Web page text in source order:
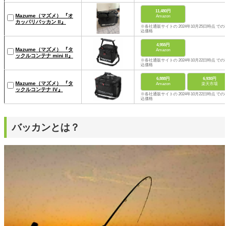
Mazume（マズメ） 『オ
カッパリバッカン II』
11,480円
Amazon
※各社通販サイトの 2024年10月25日時点 での税
込価格
Mazume（マズメ） 『タ
ックルコンテナ mini II』
4,955円
Amazon
※各社通販サイトの 2024年10月22日時点 での税
込価格
Mazume（マズメ） 『タ
ックルコンテナ IV』
6,888円
Amazon
6,930円
楽天市場
※各社通販サイトの 2024年10月22日時点 での税
込価格
バッカンとは？